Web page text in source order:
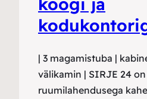
| 3 magamistuba |
välikamin | SIRJE 24
ruumilahendusega